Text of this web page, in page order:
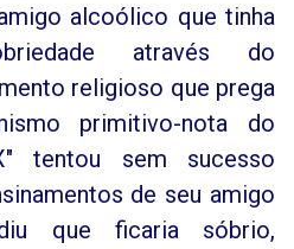
alcoólico que tinha
através do
religioso que prega
primitivo-nota do
tentou sem sucesso
de seu amigo
que ficaria sóbrio,